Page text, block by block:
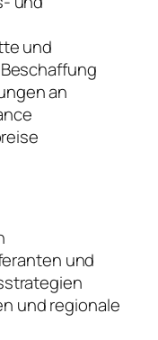
und
an
und
und regionale